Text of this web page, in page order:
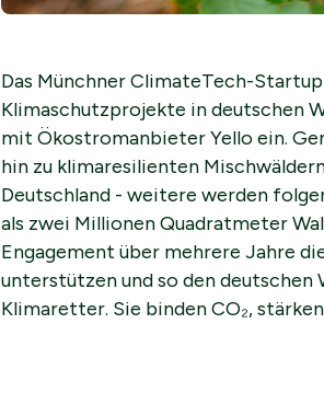
Das Münchner ClimateTech-
Klimaschutzprojekte in deutschen
mit Ökostromanbieter Yello ein.
hin zu klimaresilienten
Deutschland - weitere werden
als zwei Millionen Quadratmeter
Engagement über mehrere Jahre
unterstützen und so den deutschen
Klimaretter. Sie binden CO₂,